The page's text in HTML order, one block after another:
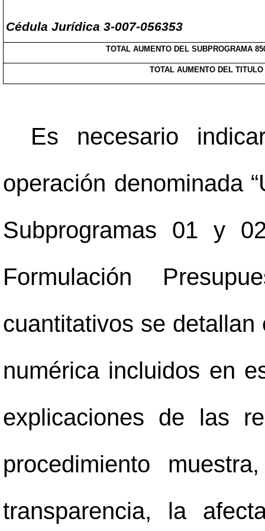
Cédula Jurídica 3-007-056353
TOTAL AUMENTO DEL SUBPROGRAMA
TOTAL AUMENTO DEL TITULO
Es necesario
operación denominada
Subprogramas 01 y
Formulación
cuantitativos se
numérica incluidos en
explicaciones de las
procedimiento
transparencia, la